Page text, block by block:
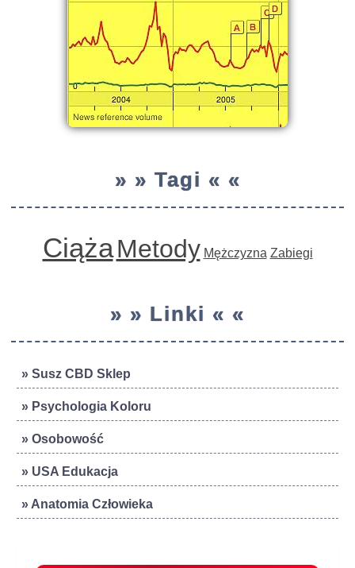
» » Tagi « «
CiążaMetody Mężczyzna Zabiegi
» » Linki « «
» Susz CBD Sklep
» Psychologia Koloru
» Osobowość
» USA Edukacja
» Anatomia Człowieka